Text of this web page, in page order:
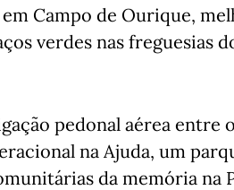
Campo de Ourique,
verdes nas freguesias
pedonal aérea entre
na Ajuda, um
da memória na